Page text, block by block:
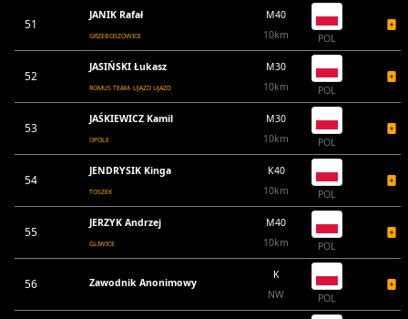
51
JANIK Rafał
GRZEBOSZOWICE
M40
10km
POL
52
JASIŃSKI Łukasz
ROMUS TEAM- UJAZD UJAZD
M30
10km
POL
53
JAŚKIEWICZ Kamil
OPOLE
M30
10km
POL
54
JENDRYSIK Kinga
TOSZEK
K40
10km
POL
55
JERZYK Andrzej
GLIWICE
M40
10km
POL
56 Zawodnik Anonimowy
K
NW
POL